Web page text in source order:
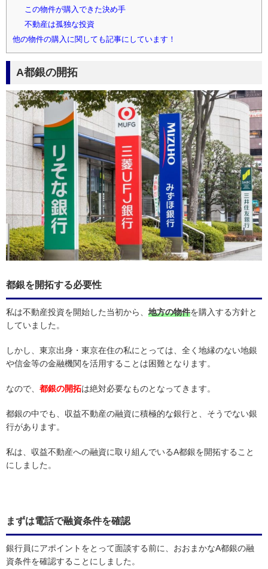
この物件が購入できた決め手
不動産は孤独な投資
他の物件の購入に関しても記事にしています！
A都銀の開拓
都銀を開拓する必要性
私は不動産投資を開始した当初から、 地方の物件を購入する方針と
していました。
しかし、東京出身・東京在住の私にとっては、全く地縁のない地銀
や信金等の金融機関を活用することは困難となります。
なので、 都銀の開拓は絶対必要なものとなってきます。
都銀の中でも、収益不動産の融資に積極的な銀行と、そうでない銀
行があります。
私は、収益不動産への融資に取り組んでいるA都銀を開拓すること
にしました。
まずは電話で融資条件を確認
銀行員にアポイントをとって面談する前に、おおまかなA都銀の融
資条件を確認することにしました。